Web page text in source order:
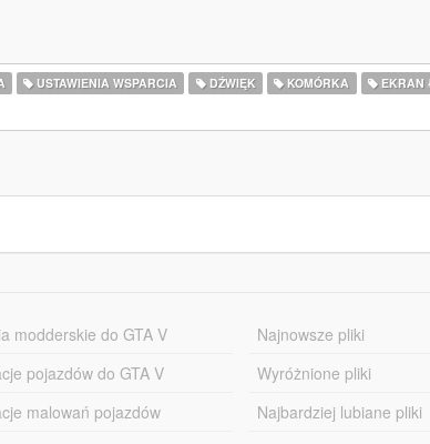
USTAWIENIA WSPARCIA DŹWIĘK KOMÓRKA EKRAN
modderskie do GTA V
pojazdów do GTA V
malowań pojazdów
Najnowsze pliki
Wyróżnione pliki
Najbardziej lubiane pliki